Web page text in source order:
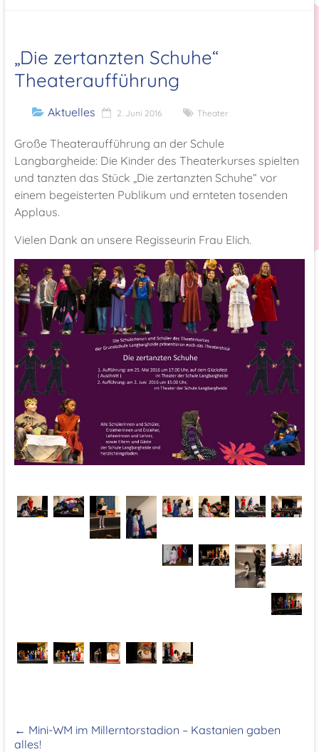
„Die zertanzten Schuhe“
Theateraufführung
Aktuelles 2. Juni 2016 Theater
Große Theateraufführung an der Schule
Langbargheide: Die Kinder des Theaterkurses spielten
und tanzten das Stück „Die zertanzten Schuhe“ vor
einem begeisterten Publikum und ernteten tosenden
Applaus.
Vielen Dank an unsere Regisseurin Frau Elich.
← Mini-WM im Millerntorstadion – Kastanien gaben
alles!